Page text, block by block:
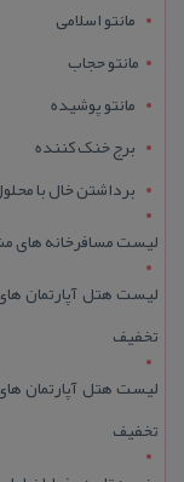
مانتو اسلامی
مانتو حجاب
مانتو پوشیده
برج خنک کننده
برداشتن خال با
لیست مسافرخانه های مشهد
تخفیف
تخفیف